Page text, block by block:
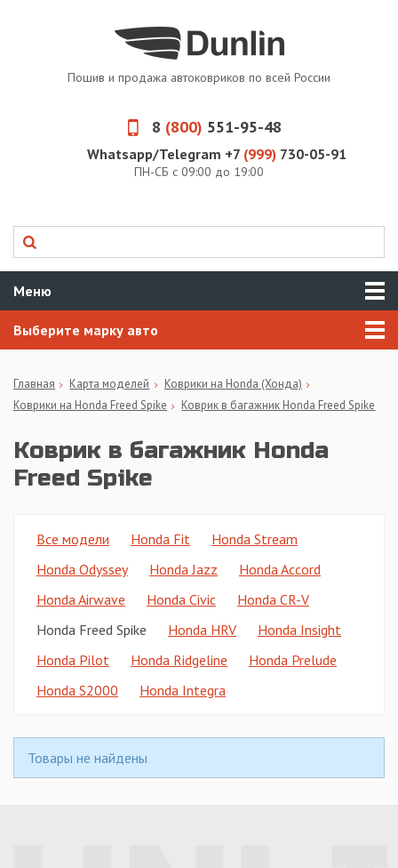
Пошив и продажа автоковриков по всей России
8 (800) 551-95-48
Whatsapp/Telegram +7 (999) 730-05-91
ПН-СБ с 09:00 до 19:00
Меню
Выберите марку авто
Главная Карта моделей
Коврики на Honda (Хонда)
Коврики на Honda Freed Spike
Коврик в багажник Honda Freed Spike
Коврик в багажник Honda
Freed Spike
Все модели Honda Fit
Honda Stream
Honda Odyssey
Honda Jazz
Honda Accord
Honda Airwave
Honda Civic
Honda CR-V
Honda Freed Spike
Honda HRV
Honda Insight
Honda Pilot
Honda Ridgeline
Honda Prelude
Honda S2000
Honda Integra
Товары не найдены